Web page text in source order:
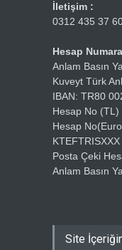
İletişim :
0312 435 37
Hesap
Anlam Basın
Kuveyt Türk
IBAN: TR80
Hesap No
Hesap
KTEFTRISXXX
Posta Çeki
Anlam Basın
Site